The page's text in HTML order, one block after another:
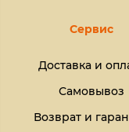
Сервис
Доставка и
Самовывоз
Возврат и